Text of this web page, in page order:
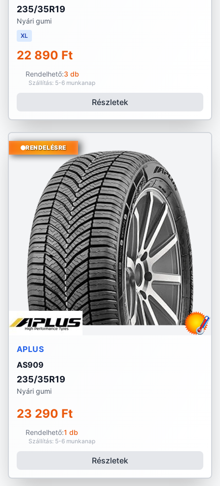
235/35R19
Nyári gumi
XL
22 890 Ft
Rendelhető:3 db
Szállítás: 5-6 munkanap
Részletek
RENDELÉSRE
APLUS
AS909
235/35R19
Nyári gumi
23 290 Ft
Rendelhető:1 db
Szállítás: 5-6 munkanap
Részletek